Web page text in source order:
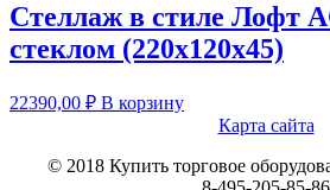
Стеллаж в стиле Лофт
стеклом (220х120х45)
22390,00 ₽ В корзину
Карта сайта
© 2018 Купить торговое